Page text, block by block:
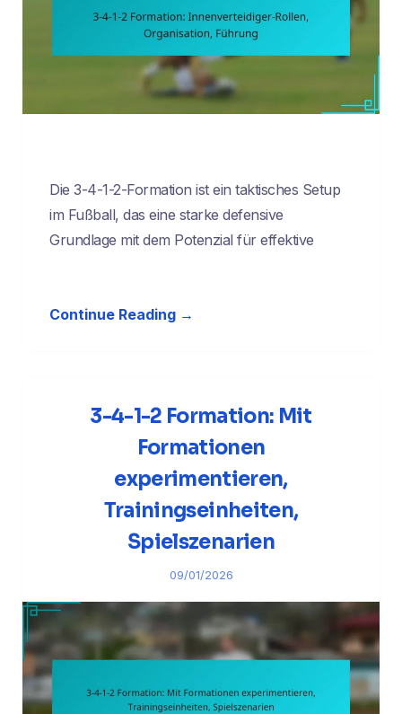
Die 3-4-1-2-Formation ist ein taktisches Setup
im Fußball, das eine starke defensive
Grundlage mit dem Potenzial für effektive
Continue Reading →
3-4-1-2 Formation: Mit
Formationen
experimentieren,
Trainingseinheiten,
Spielszenarien
09/01/2026